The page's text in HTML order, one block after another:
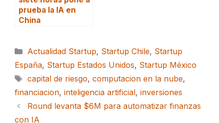
prueba la IA en
China
Categorías
Actualidad Startup, Startup Chile, Startup
España, Startup Estados Unidos, Startup México
Etiquetas
capital de riesgo, computacion en la nube,
financiacion, inteligencia artificial, inversiones
Round levanta $6M para automatizar finanzas
con IA